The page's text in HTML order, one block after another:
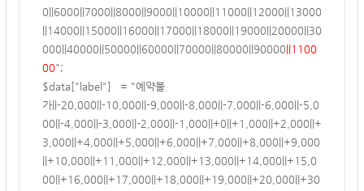
0||6000||7000||8000||9000||10000||11000||12000||13000
||14000||15000||16000||17000||18000||19000||20000||30
000||40000||50000||60000||70000||80000||90000 ||1100
00";
$data["label"]
= "예약불
가||-20,000||-10,000||-9,000||-8,000||-7,000||-6,000||-5,0
00||-4,000||-3,000||-2,000||-1,000||+0||+1,000||+2,000||+
3,000||+4,000||+5,000||+6,000||+7,000||+8,000||+9,000
||+10,000||+11,000||+12,000||+13,000||+14,000||+15,0
00||+16,000||+17,000||+18,000||+19,000||+20,000||+30